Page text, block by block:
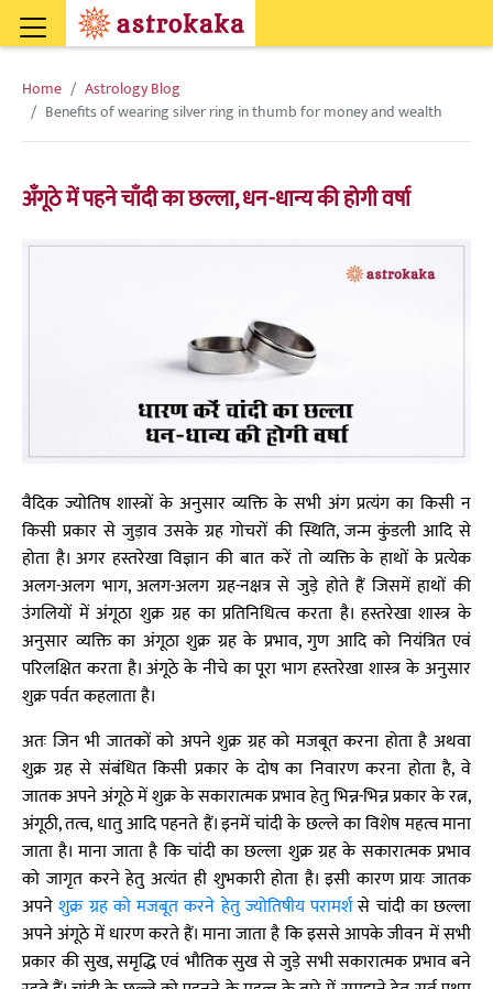
Home
Astrology Blog
Benefits of wearing silver ring in thumb for money and wealth
अँगूठे में पहने चाँदी का छल्ला, धन-धान्य की होगी वर्षा
वैदिक ज्योतिष शास्त्रों के अनुसार व्यक्ति के सभी अंग प्रत्यंग का किसी न
किसी प्रकार से जुड़ाव उसके ग्रह गोचरों की स्थिति, जन्म कुंडली आदि से
होता है। अगर हस्तरेखा विज्ञान की बात करें तो व्यक्ति के हाथों के प्रत्येक
अलग-अलग भाग, अलग-अलग ग्रह-नक्षत्र से जुड़े होते हैं जिसमें हाथों की
उंगलियों में अंगूठा शुक्र ग्रह का प्रतिनिधित्व करता है। हस्तरेखा शास्त्र के
अनुसार व्यक्ति का अंगूठा शुक्र ग्रह के प्रभाव, गुण आदि को नियंत्रित एवं
परिलक्षित करता है। अंगूठे के नीचे का पूरा भाग हस्तरेखा शास्त्र के अनुसार
शुक्र पर्वत कहलाता है।
अतः जिन भी जातकों को अपने शुक्र ग्रह को मजबूत करना होता है अथवा
शुक्र ग्रह से संबंधित किसी प्रकार के दोष का निवारण करना होता है, वे
जातक अपने अंगूठे में शुक्र के सकारात्मक प्रभाव हेतु भिन्न-भिन्न प्रकार के रत्न,
अंगूठी, तत्व, धातु आदि पहनते हैं। इनमें चांदी के छल्ले का विशेष महत्व माना
जाता है। माना जाता है कि चांदी का छल्ला शुक्र ग्रह के सकारात्मक प्रभाव
को जागृत करने हेतु अत्यंत ही शुभकारी होता है। इसी कारण प्रायः जातक
अपनेशुक्र ग्रह को मजबूत करने हेतु ज्योतिषीय परामर्शसे चांदी का छल्ला
अपने अंगूठे में धारण करते हैं। माना जाता है कि इससे आपके जीवन में सभी
प्रकार की सुख, समृद्धि एवं भौतिक सुख से जुड़े सभी सकारात्मक प्रभाव बने